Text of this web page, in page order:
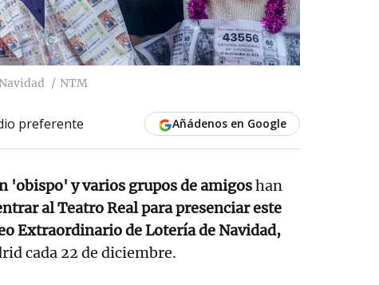
NTM
preferente Añádenos en Google
'obispo' y varios grupos de amigoshan
al Teatro Real para presenciar este
Extraordinario de Lotería de Navidad,
cada 22 de diciembre.